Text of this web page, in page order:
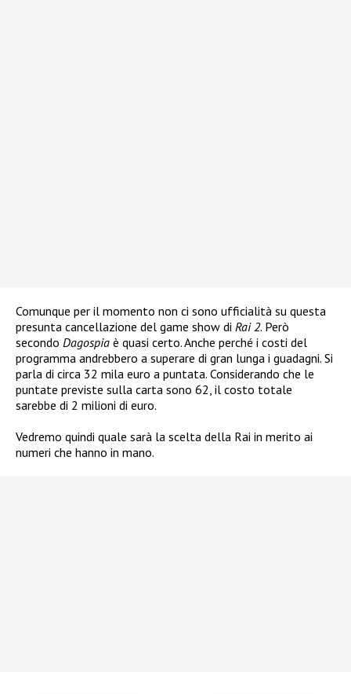
Comunque per il momento non ci sono ufficialità su questa
presunta cancellazione del game show di Rai 2. Però
secondo Dagospia è quasi certo. Anche perché i costi del
programma andrebbero a superare di gran lunga i guadagni. Si
parla di circa 32 mila euro a puntata. Considerando che le
puntate previste sulla carta sono 62, il costo totale
sarebbe di 2 milioni di euro.
Vedremo quindi quale sarà la scelta della Rai in merito ai
numeri che hanno in mano.